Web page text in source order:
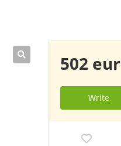
502 eur
Write